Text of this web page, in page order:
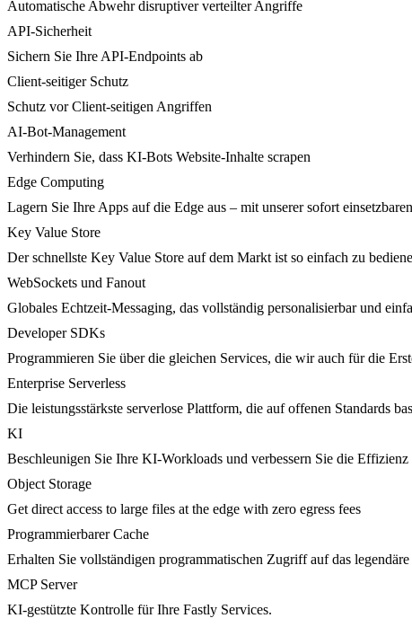
Automatische Abwehr disruptiver verteilter Angriffe
API-Sicherheit
Sichern Sie Ihre API-Endpoints ab
Client-seitiger Schutz
Schutz vor Client-seitigen Angriffen
AI-Bot-Management
Verhindern Sie, dass KI-Bots Website-Inhalte scrapen
Edge Computing
Lagern Sie Ihre Apps auf die Edge aus – mit unserer sofort
Key Value Store
Der schnellste Key Value Store auf dem Markt ist so einfach zu
WebSockets und Fanout
Globales Echtzeit-Messaging, das vollständig personalisierbar und
Developer SDKs
Programmieren Sie über die gleichen Services, die wir auch für die
Enterprise Serverless
Die leistungsstärkste serverlose Plattform, die auf offenen Standards
KI
Beschleunigen Sie Ihre KI-Workloads und verbessern Sie die Effizienz
Object Storage
Get direct access to large files at the edge with zero egress fees
Programmierbarer Cache
Erhalten Sie vollständigen programmatischen Zugriff auf das
MCP Server
KI-gestützte Kontrolle für Ihre Fastly Services.